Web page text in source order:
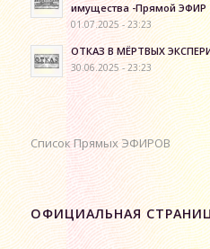
имущества -Прямой ЭФИР
01.07.2025 - 23:23
ОТКАЗ В МЁРТВЫХ
30.06.2025 - 23:23
Список Прямых ЭФИРОВ
ОФИЦИАЛЬНАЯ